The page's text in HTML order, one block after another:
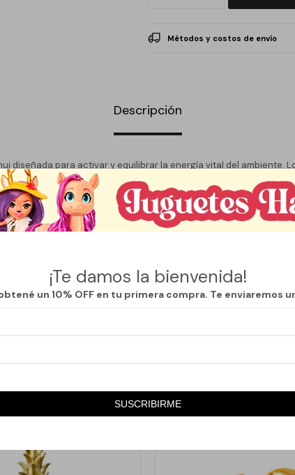
¡Te damos la bienvenida!
un 10% OFF en tu primera compra. Te enviaremos
SUSCRIBIRME
Métodos y costos de envío
Descripción
diseñada para activar y equilibrar la energía vital del ambiente.
feng shui y trabajan en conjunto para estimular el flujo del chi,
en entradas, puertas, ventanas o como separador energético
es un elemento decorativo con fuerte carga simbólica,
armonización del espacio.